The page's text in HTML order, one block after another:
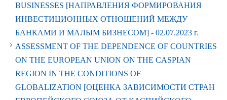
BUSINESSES [НАПРАВЛЕНИЯ ФОРМИРОВАНИЯ
ИНВЕСТИЦИОННЫХ ОТНОШЕНИЙ МЕЖДУ
БАНКАМИ И МАЛЫМ БИЗНЕСОМ] - 02.07.2023 г.
ASSESSMENT OF THE DEPENDENCE OF COUNTRIES
ON THE EUROPEAN UNION ON THE CASPIAN
REGION IN THE CONDITIONS OF
GLOBALIZATION [ОЦЕНКА ЗАВИСИМОСТИ СТРАН